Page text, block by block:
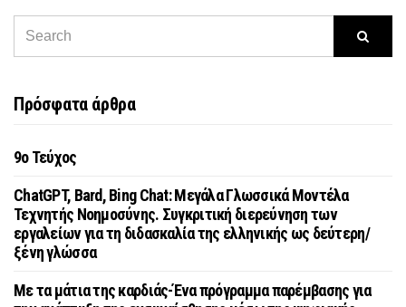
Πρόσφατα άρθρα
9o Τεύχος
ChatGPT, Bard, Bing Chat: Μεγάλα Γλωσσικά Μοντέλα
Τεχνητής Νοημοσύνης. Συγκριτική διερεύνηση των
εργαλείων για τη διδασκαλία της ελληνικής ως δεύτερη/
ξένη γλώσσα
Με τα μάτια της καρδιάς-Ένα πρόγραμμα παρέμβασης για